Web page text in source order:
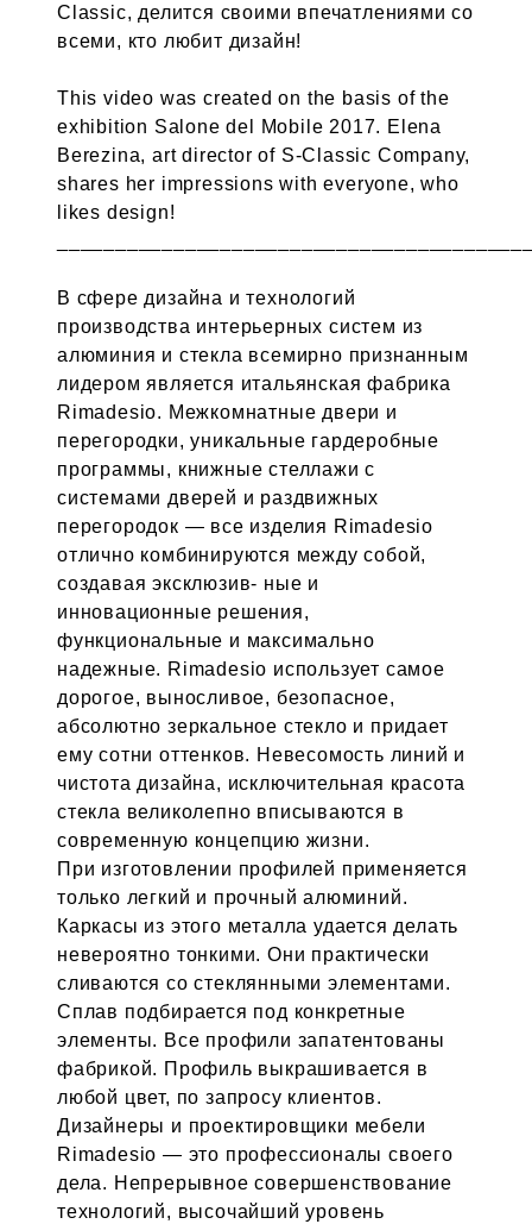
Classic, делится своими впечатлениями со
всеми, кто любит дизайн!
This video was created on the basis of the
exhibition Salone del Mobile 2017. Elena
Berezina, art director of S-Classic Company,
shares her impressions with everyone, who
likes design!
В сфере дизайна и технологий
производства интерьерных систем из
алюминия и стекла всемирно признанным
лидером является итальянская фабрика
Rimadesio. Межкомнатные двери и
перегородки, уникальные гардеробные
программы, книжные стеллажи с
системами дверей и раздвижных
перегородок — все изделия Rimadesio
отлично комбинируются между собой,
создавая эксклюзив- ные и
инновационные решения,
функциональные и максимально
надежные. Rimadesio использует самое
дорогое, выносливое, безопасное,
абсолютно зеркальное стекло и придает
ему сотни оттенков. Невесомость линий и
чистота дизайна, исключительная красота
стекла великолепно вписываются в
современную концепцию жизни.
При изготовлении профилей применяется
только легкий и прочный алюминий.
Каркасы из этого металла удается делать
невероятно тонкими. Они практически
сливаются со стеклянными элементами.
Сплав подбирается под конкретные
элементы. Все профили запатентованы
фабрикой. Профиль выкрашивается в
любой цвет, по запросу клиентов.
Дизайнеры и проектировщики мебели
Rimadesio — это профессионалы своего
дела. Непрерывное совершенствование
технологий, высочайший уровень